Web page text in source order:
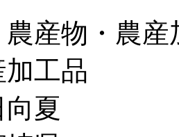
産物・農産
工品
夏